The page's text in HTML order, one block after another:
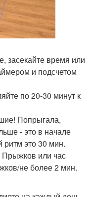
засекайте время или
и подсчетом
по 20-30 минут к
Попрыгала,
- это в начале
это 30 мин.
или час
не более 2 мин.